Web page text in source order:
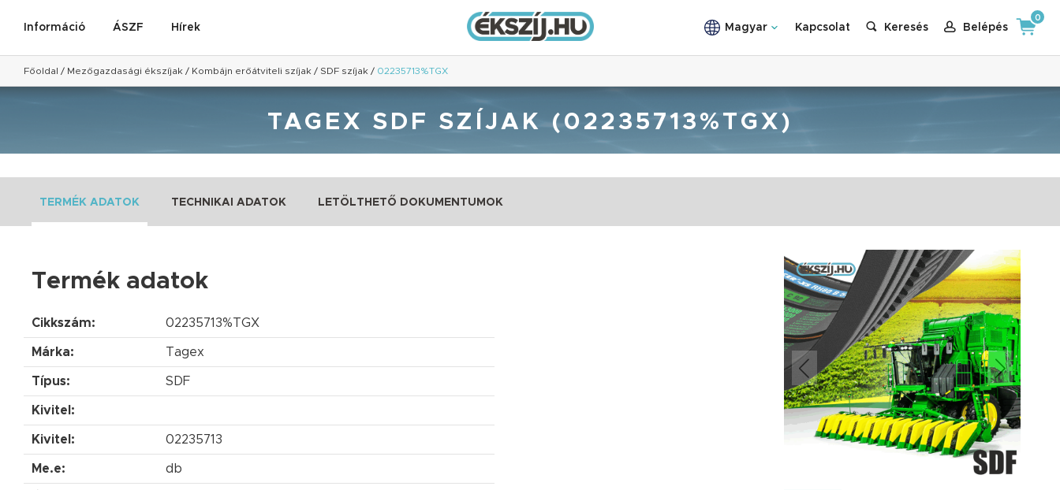
Információ ÁSZF Hírek Magyar Kapcsolat Keresés Belépés
0
Főoldal / Mezőgazdasági ékszíjak / Kombájn erőátviteli szíjak / SDF szíjak / 02235713%TGX
TAGEX SDF SZÍJAK (02235713%TGX)
TERMÉK ADATOK TECHNIKAI ADATOK LETÖLTHETŐ DOKUMENTUMOK
Termék adatok
Cikkszám: 02235713%TGX
Márka: Tagex
Típus: SDF
Kivitel:
Kivitel: 02235713
Me.e: db